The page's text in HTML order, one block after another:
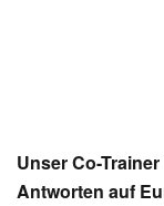
Unser Co-
Antworten auf